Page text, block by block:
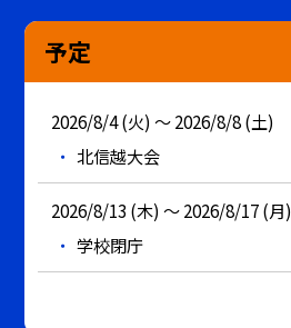
予定
2026/8/4 (火) ～ 2026/8/8 (土)
北信越大会
2026/8/13 (木) ～ 2026/8/17 (月)
学校閉庁